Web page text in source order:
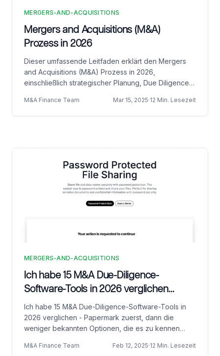
MERGERS-AND-ACQUISITIONS
Mergers and Acquisitions (M&A)
Prozess in 2026
Dieser umfassende Leitfaden erklärt den Mergers
and Acquisitions (M&A) Prozess in 2026,
einschließlich strategischer Planung, Due Diligence
M&A Finance Team Mar 15, 2025·12 Min. Lesezeit
MERGERS-AND-ACQUISITIONS
Ich habe 15 M&A Due-Diligence-
Software-Tools in 2026 verglichen
(Preise, ehrliche Bewertungen und die
weniger bekannten Optionen)
Ich habe 15 M&A Due-Diligence-Software-Tools in
2026 verglichen - Papermark zuerst, dann die
weniger bekannten Optionen, die es zu kennen
Anbietern (Datasite, Intralinks, iDeals, Firmex,
M&A Finance Team Feb 12, 2025·12 Min. Lesezeit